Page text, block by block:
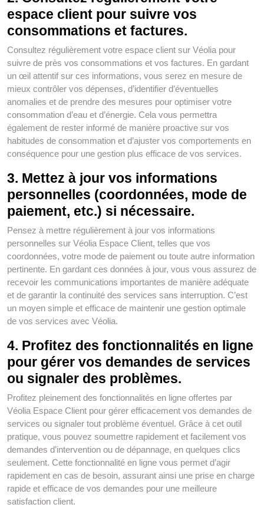
espace client pour suivre vos
consommations et factures.
Consultez régulièrement votre espace client sur Véolia pour
suivre de près vos consommations et vos factures. En gardant
un œil attentif sur ces informations, vous serez en mesure de
mieux contrôler vos dépenses, d’identifier d’éventuelles
anomalies et de prendre des mesures pour optimiser votre
consommation d’eau et d’énergie. Cela vous permettra
également de rester informé de manière proactive sur vos
habitudes de consommation et d’ajuster vos comportements en
conséquence pour une gestion plus efficace de vos services.
3. Mettez à jour vos informations
personnelles (coordonnées, mode de
paiement, etc.) si nécessaire.
Pensez à mettre régulièrement à jour vos informations
personnelles sur Véolia Espace Client, telles que vos
coordonnées, votre mode de paiement ou toute autre information
pertinente. En gardant ces données à jour, vous vous assurez de
recevoir les communications importantes de manière adéquate
et de garantir la continuité des services sans interruption. C’est
un moyen simple et efficace de maintenir une gestion optimale
de vos services avec Véolia.
4. Profitez des fonctionnalités en ligne
pour gérer vos demandes de services
ou signaler des problèmes.
Profitez pleinement des fonctionnalités en ligne offertes par
Véolia Espace Client pour gérer efficacement vos demandes de
services ou signaler tout problème éventuel. Grâce à cet outil
pratique, vous pouvez soumettre rapidement et facilement vos
demandes d’intervention ou de dépannage, en quelques clics
seulement. Cette fonctionnalité en ligne vous permet d’agir
rapidement en cas de besoin, assurant ainsi une prise en charge
rapide et efficace de vos demandes pour une meilleure
satisfaction client.